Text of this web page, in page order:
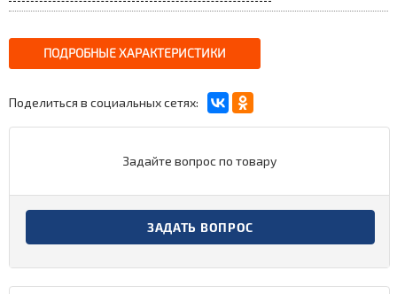
ПОДРОБНЫЕ ХАРАКТЕРИСТИКИ
Поделиться в социальных сетях:
Задайте вопрос по товару
ЗАДАТЬ ВОПРОС